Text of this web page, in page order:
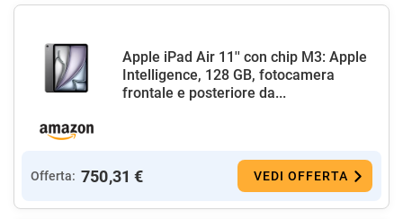
Apple iPad Air 11'' con chip M3: Apple
Intelligence, 128 GB, fotocamera
frontale e posteriore da...
Offerta: 750,31 € VEDI OFFERTA